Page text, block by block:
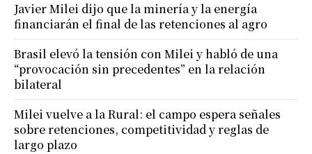
Javier Milei dijo que la minería y la energía
financiarán el final de las retenciones al agro
Brasil elevó la tensión con Milei y habló de una
“provocación sin precedentes” en la relación
bilateral
Milei vuelve a la Rural: el campo espera señales
sobre retenciones, competitividad y reglas de
largo plazo